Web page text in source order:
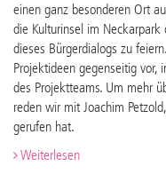
einen ganz besonderen Ort
die Kulturinsel im
dieses Bürgerdialogs zu
Projektideen gegenseitig vor,
des Projektteams. Um mehr
reden wir mit Joachim
gerufen hat.
Weiterlesen